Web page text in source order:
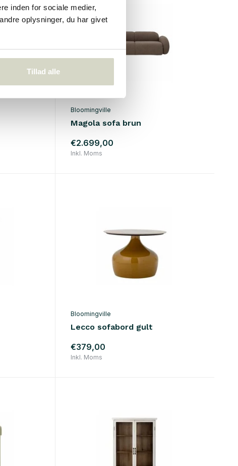
inden for sociale medier,
oplysninger, du har givet
Tillad alle
Bloomingville
Magola sofa brun
€2.699,00
Inkl. Moms
Bloomingville
Lecco sofabord gult
€379,00
Inkl. Moms